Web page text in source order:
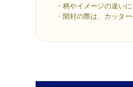
・柄やイメージの違い
・開封の際は、カッタ